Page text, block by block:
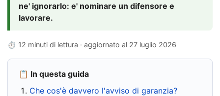
ne' ignorarlo: e' nominare un difensore e
lavorare.
⏱ 12 minuti di lettura · aggiornato al 27 luglio 2026
📋 In questa guida
Che cos'è davvero l'avviso di garanzia?